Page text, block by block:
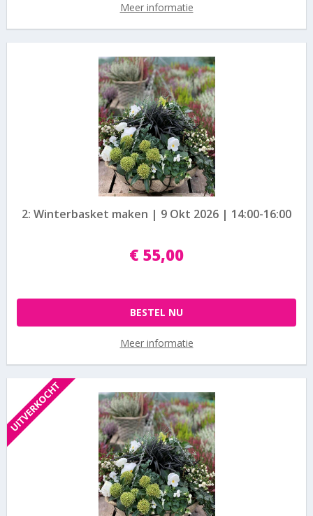
Meer informatie
2: Winterbasket maken | 9 Okt 2026 | 14:00-16:00
€ 55,00
Meer informatie
BESTEL NU